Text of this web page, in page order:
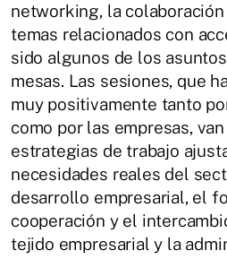
networking, la
temas relacionados con
sido algunos de los
mesas. Las sesiones, que
muy positivamente tanto
como por las empresas,
estrategias de trabajo
necesidades reales del
desarrollo empresarial, el
cooperación y el
tejido empresarial y la